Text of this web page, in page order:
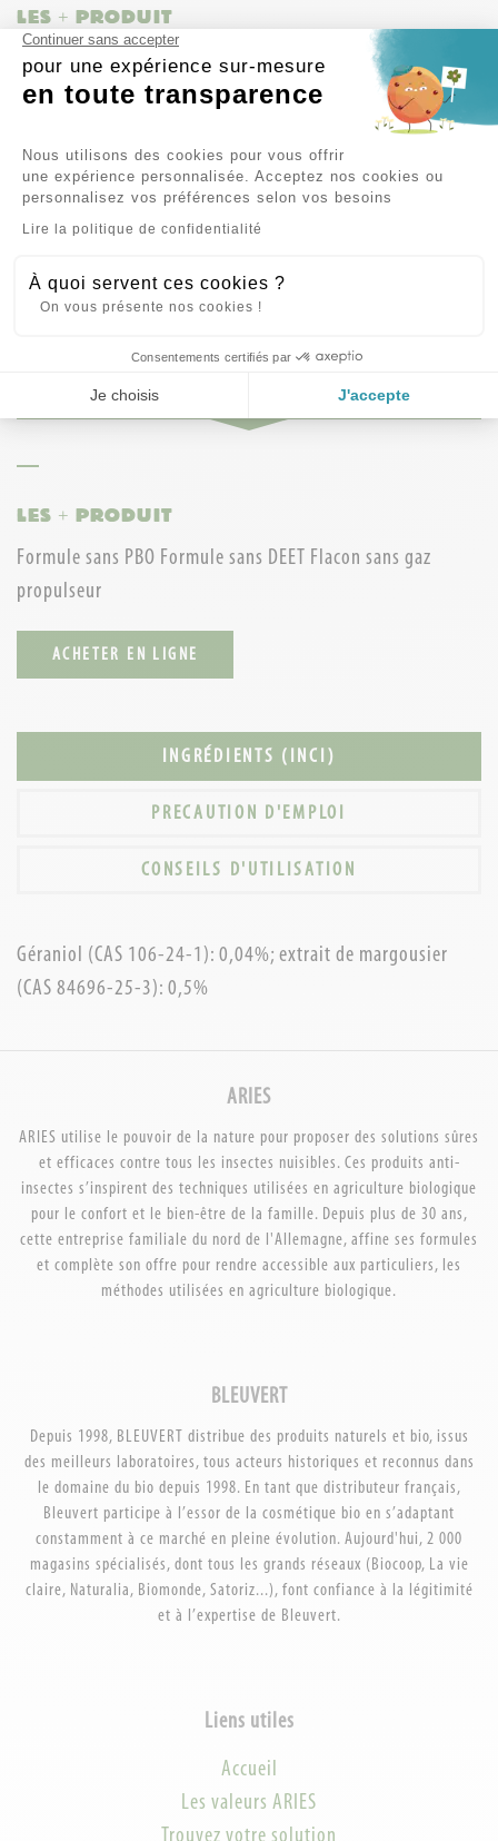
Continuer sans accepter
pour une expérience sur-mesure
en toute transparence
Plateforme de Gestion du
Nous utilisons des cookies pour vous offrir
une expérience personnalisée. Acceptez nos cookies ou
personnalisez vos préférences selon vos besoins
Lire la politique de confidentialité
À quoi servent ces cookies ?
On vous présente nos cookies !
Consentements certifiés par
Je choisis J'accepte
Axeptio consent
LES + PRODUIT
Produit polyvalent
Utilisation intérieure et extérieure
Le géraniol est une molécule volatile odorante
est un répulsif souvent utilisé contre les
acariens, les moustiques, les mouches, les
fourmis, les tiques et les mites.
LES + PRODUIT
Formule sans PBO Formule sans DEET Flacon sans gaz
propulseur
ACHETER EN LIGNE
INGRÉDIENTS (INCI)
PRECAUTION D'EMPLOI
CONSEILS D'UTILISATION
Géraniol (CAS 106-24-1): 0,04%; extrait de margousier
(CAS 84696-25-3): 0,5%
ARIES
ARIES utilise le pouvoir de la nature pour proposer des solutions sûres
et efficaces contre tous les insectes nuisibles. Ces produits anti-
insectes s’inspirent des techniques utilisées en agriculture biologique
pour le confort et le bien-être de la famille. Depuis plus de 30 ans,
cette entreprise familiale du nord de l'Allemagne, affine ses formules
et complète son offre pour rendre accessible aux particuliers, les
méthodes utilisées en agriculture biologique.
BLEUVERT
Depuis 1998, BLEUVERT distribue des produits naturels et bio, issus
des meilleurs laboratoires, tous acteurs historiques et reconnus dans
le domaine du bio depuis 1998. En tant que distributeur français,
Bleuvert participe à l’essor de la cosmétique bio en s’adaptant
constamment à ce marché en pleine évolution. Aujourd'hui, 2 000
magasins spécialisés, dont tous les grands réseaux (Biocoop, La vie
claire, Naturalia, Biomonde, Satoriz...), font confiance à la légitimité
et à l’expertise de Bleuvert.
Liens utiles
Accueil
Les valeurs ARIES
Trouvez votre solution